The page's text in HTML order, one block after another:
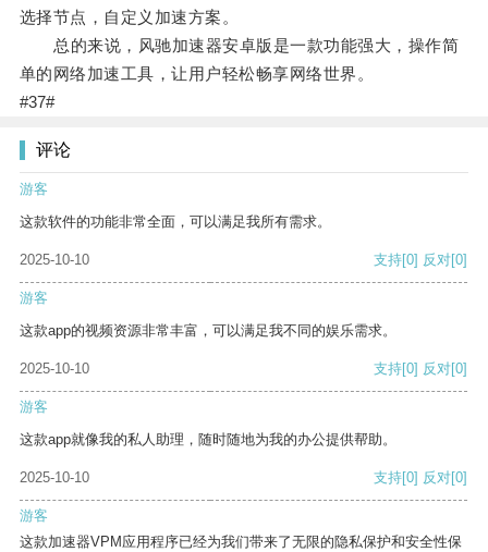
选择节点，自定义加速方案。
总的来说，风驰加速器安卓版是一款功能强大，操作简
单的网络加速工具，让用户轻松畅享网络世界。
#37#
评论
游客
这款软件的功能非常全面，可以满足我所有需求。
2025-10-10 支持[0] 反对[0]
游客
这款app的视频资源非常丰富，可以满足我不同的娱乐需求。
2025-10-10 支持[0] 反对[0]
游客
这款app就像我的私人助理，随时随地为我的办公提供帮助。
2025-10-10 支持[0] 反对[0]
游客
这款加速器VPM应用程序已经为我们带来了无限的隐私保护和安全性保